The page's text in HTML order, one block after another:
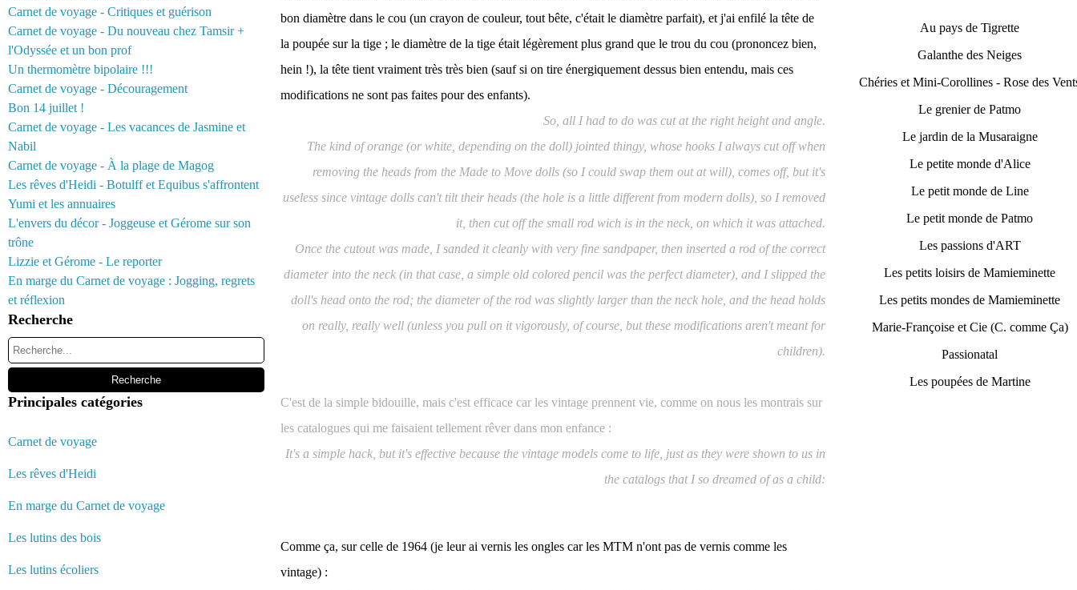
Carnet de voyage - Critiques et guérison
Carnet de voyage - Du nouveau chez Tamsir +
l'Odyssée et un bon prof
Un thermomètre bipolaire !!!
Carnet de voyage - Découragement
Bon 14 juillet !
Carnet de voyage - Les vacances de Jasmine et
Nabil
Carnet de voyage - À la plage de Magog
Les rêves d'Heidi - Botulff et Equibus s'affrontent
Yumi et les annuaires
L'envers du décor - Joggeuse et Gérome sur son
trône
Lizzie et Gérome - Le reporter
En marge du Carnet de voyage : Jogging, regrets
et réflexion
Recherche
Principales catégories
Carnet de voyage
Les rêves d'Heidi
En marge du Carnet de voyage
Les lutins des bois
Les lutins écoliers
bon diamètre dans le cou (un crayon de couleur, tout bête, c'était le diamètre parfait), et j'ai enfilé la tête de
la poupée sur la tige ; le diamètre de la tige était légèrement plus grand que le trou du cou (prononcez bien,
hein !), la tête tient vraiment très très bien (sauf si on tire énergiquement dessus bien entendu, mais ces
modifications ne sont pas faites pour des enfants).
So, all I had to do was cut at the right height and angle.
The kind of orange (or white, depending on the doll) jointed thingy, whose hooks I always cut off when
removing the heads from the Made to Move dolls (so I could swap them out at will), comes off, but it's
useless since vintage dolls can't tilt their heads (the hole is a little different from modern dolls), so I removed
it, then cut off the small rod wich is in the neck, on which it was attached.
Once the cutout was made, I sanded it cleanly with very fine sandpaper, then inserted a rod of the correct
diameter into the neck (in that case, a simple old colored pencil was the perfect diameter), and I slipped the
doll's head onto the rod; the diameter of the rod was slightly larger than the neck hole, and the head holds
on really, really well (unless you pull on it vigorously, of course, but these modifications aren't meant for
children).
C'est de la simple bidouille, mais c'est efficace car les vintage prennent vie, comme on nous les montrais sur
les catalogues qui me faisaient tellement rêver dans mon enfance :
It's a simple hack, but it's effective because the vintage models come to life, just as they were shown to us in
the catalogs that I so dreamed of as a child:
Comme ça, sur celle de 1964 (je leur ai vernis les ongles car les MTM n'ont pas de vernis comme les
vintage) :
Au pays de Tigrette
Galanthe des Neiges
Chéries et Mini-Corollines - Rose des
Le grenier de Patmo
Le jardin de la Musaraigne
Le petite monde d'Alice
Le petit monde de Line
Le petit monde de Patmo
Les passions d'ART
Les petits loisirs de Mamieminette
Les petits mondes de Mamieminette
Marie-Françoise et Cie (C. comme Ça)
Passionatal
Les poupées de Martine